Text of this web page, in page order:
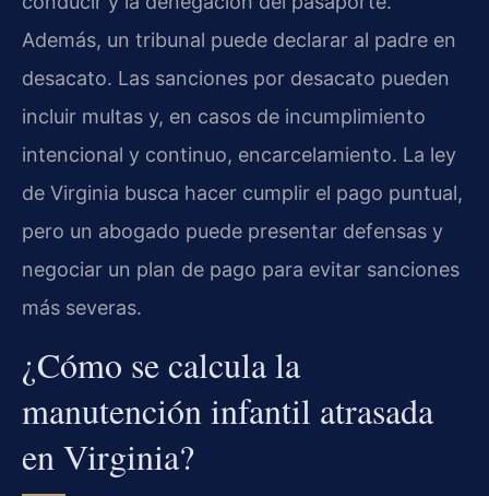
Además, un tribunal puede declarar al padre en
desacato. Las sanciones por desacato pueden
incluir multas y, en casos de incumplimiento
intencional y continuo, encarcelamiento. La ley
de Virginia busca hacer cumplir el pago puntual,
pero un abogado puede presentar defensas y
negociar un plan de pago para evitar sanciones
más severas.
¿Cómo se calcula la
manutención infantil atrasada
en Virginia?